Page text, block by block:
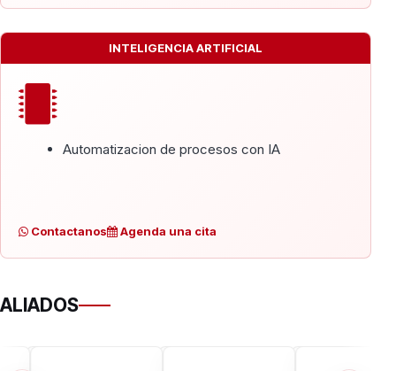
INTELIGENCIA ARTIFICIAL
Automatizacion de procesos con IA
Contactanos Agenda una cita
ALIADOS